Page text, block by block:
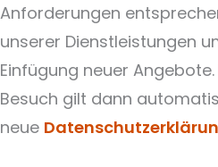
Anforderungen
unserer Dienstleistungen
Einfügung neuer
Besuch gilt dann
neue